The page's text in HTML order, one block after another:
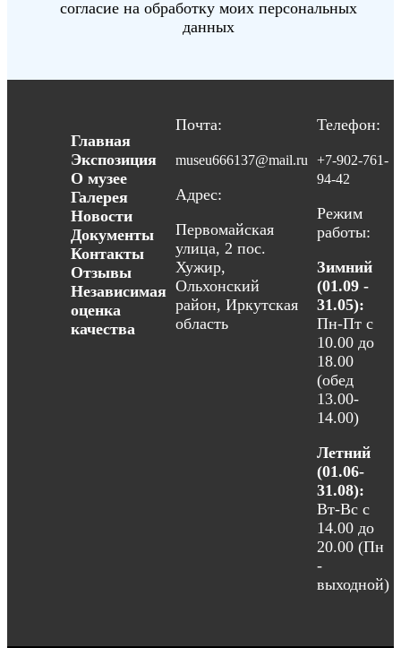
согласие на обработку моих персональных
данных
Главная
Экспозиция
О музее
Галерея
Новости
Документы
Контакты
Отзывы
Независимая
оценка
качества
Почта:
museu666137@mail.ru
Адрес:
Первомайская
улица, 2 пос.
Хужир,
Ольхонский
район, Иркутская
область
Телефон:
+7-902-761-
94-42
Режим
работы:
Зимний
(01.09 -
31.05):
Пн-Пт с
10.00 до
18.00
(обед
13.00-
14.00)
Летний
(01.06-
31.08):
Вт-Вс с
14.00 до
20.00 (Пн
-
выходной)